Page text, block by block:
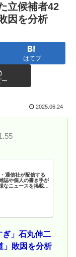
立候補者42
因を分析
はてブ
ー
2025.06.24
通信社が配信する
誌や個人の書き手が
なニュースを掲載し
ぎ」石丸伸二
」敗因を分析